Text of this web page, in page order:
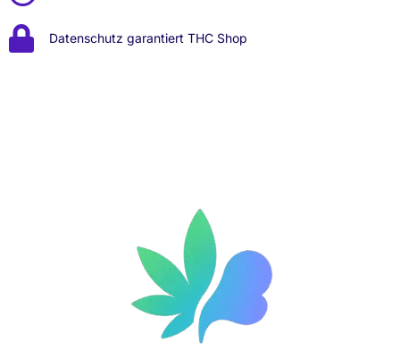
Datenschutz garantiert THC Shop